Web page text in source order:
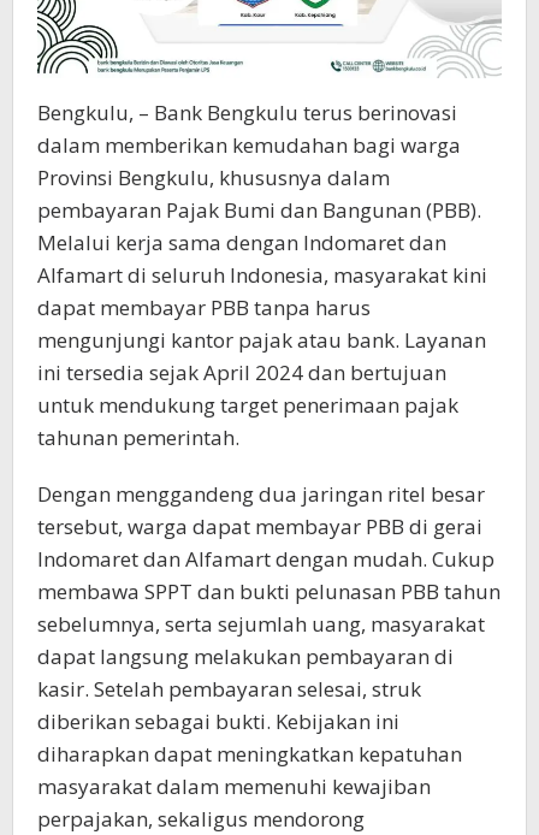
Bengkulu, – Bank Bengkulu terus berinovasi
dalam memberikan kemudahan bagi warga
Provinsi Bengkulu, khususnya dalam
pembayaran Pajak Bumi dan Bangunan (PBB).
Melalui kerja sama dengan Indomaret dan
Alfamart di seluruh Indonesia, masyarakat kini
dapat membayar PBB tanpa harus
mengunjungi kantor pajak atau bank. Layanan
ini tersedia sejak April 2024 dan bertujuan
untuk mendukung target penerimaan pajak
tahunan pemerintah.
Dengan menggandeng dua jaringan ritel besar
tersebut, warga dapat membayar PBB di gerai
Indomaret dan Alfamart dengan mudah. Cukup
membawa SPPT dan bukti pelunasan PBB tahun
sebelumnya, serta sejumlah uang, masyarakat
dapat langsung melakukan pembayaran di
kasir. Setelah pembayaran selesai, struk
diberikan sebagai bukti. Kebijakan ini
diharapkan dapat meningkatkan kepatuhan
masyarakat dalam memenuhi kewajiban
perpajakan, sekaligus mendorong